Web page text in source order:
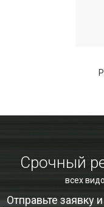
Срочный
всех
Отправьте заявку